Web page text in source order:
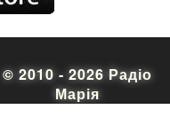
© 2010 - 2026 Радіо
Марія